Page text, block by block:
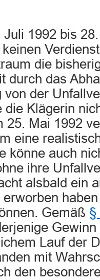
1992 bis
die
durch das
von der
die Klägerin
25. Mai 1992
eine
könne auch
ihre
alsbald ein
Gemäß §
Lauf der
mit
den